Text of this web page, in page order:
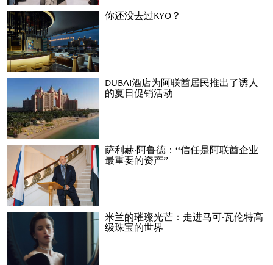
你还没去过KYO？
DUBAI酒店为阿联酋居民推出了诱人
的夏日促销活动
萨利赫·阿鲁德：“信任是阿联酋企业
最重要的资产”
米兰的璀璨光芒：走进马可·瓦伦特高
级珠宝的世界